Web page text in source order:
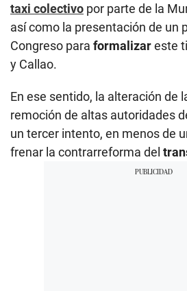
taxi colectivo por parte de la
así como la presentación de un
Congreso para formalizareste
y Callao.
En ese sentido, la alteración de
remoción de altas autoridades
un tercer intento, en menos de
frenar la contrarreforma del